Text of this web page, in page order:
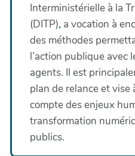
Interministérielle à la
(DITP), a vocation à
des méthodes
l’action publique avec
agents. Il est
plan de relance et vise
compte des enjeux
transformation
publics.